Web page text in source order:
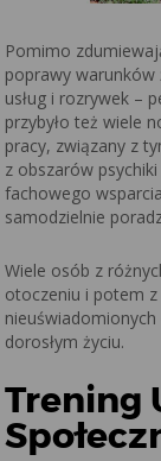
Pomimo
poprawy
usług i rozrywek –
przybyło też wiele
pracy, związany z
z obszarów
fachowego
samodzielnie
Wiele osób z
otoczeniu i potem
dorosłym życiu.
Trening